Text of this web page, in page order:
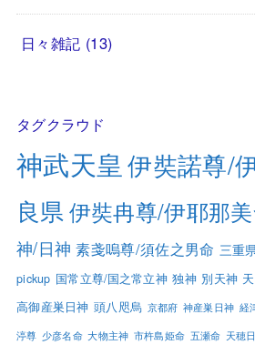
日々雑記 (13)
タグクラウド
神武天皇 伊奘諾尊/
良県 伊奘冉尊/伊耶那
神/日神 素戔嗚尊/須佐之男命 三重
pickup 国常立尊/国之常立神 独神 別天神
高御産巣日神 頭八咫烏 京都府 神産巣日神 経
渟尊 少彦名命 大物主神 市杵島姫命 五瀬命 天穂